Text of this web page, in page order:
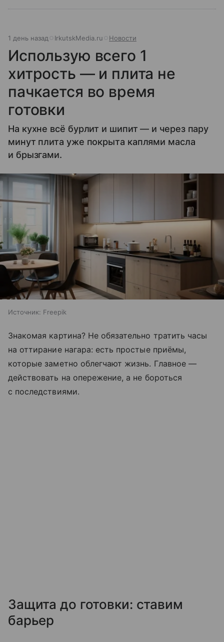
1 день назад IrkutskMedia.ru Новости
Использую всего 1
хитрость — и плита не
пачкается во время
готовки
На кухне всё бурлит и шипит — и через пару
минут плита уже покрыта каплями масла
и брызгами.
Источник: Freepik
Знакомая картина? Не обязательно тратить часы
на оттирание нагара: есть простые приёмы,
которые заметно облегчают жизнь. Главное —
действовать на опережение, а не бороться
с последствиями.
Защита до готовки: ставим
барьер